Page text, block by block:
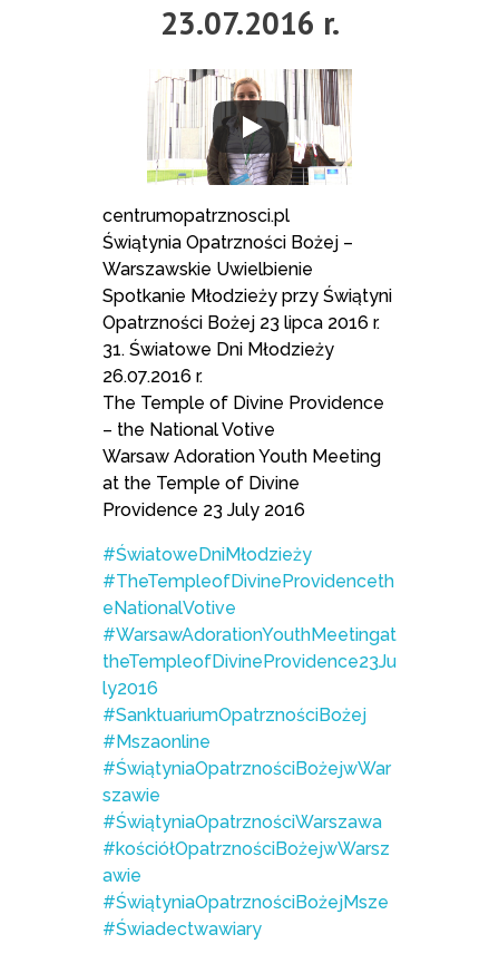
23.07.2016 r.
centrumopatrznosci.pl
Świątynia Opatrzności Bożej –
Warszawskie Uwielbienie
Spotkanie Młodzieży przy Świątyni
Opatrzności Bożej 23 lipca 2016 r.
31. Światowe Dni Młodzieży
26.07.2016 r.
The Temple of Divine Providence
– the National Votive
Warsaw Adoration Youth Meeting
at the Temple of Divine
Providence 23 July 2016
#ŚwiatoweDniMłodzieży
#TheTempleofDivineProvidenceth
eNationalVotive
#WarsawAdorationYouthMeetingat
theTempleofDivineProvidence23Ju
ly2016
#SanktuariumOpatrznościBożej
#Mszaonline
#ŚwiątyniaOpatrznościBożejwWar
szawie
#ŚwiątyniaOpatrznościWarszawa
#kościółOpatrznościBożejwWarsz
awie
#ŚwiątyniaOpatrznościBożejMsze
#Świadectwawiary